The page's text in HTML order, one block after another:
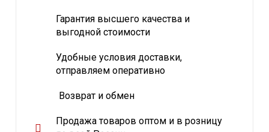
Гарантия высшего качества и
выгодной стоимости
Удобные условия доставки,
отправляем оперативно
Возврат и обмен
Продажа товаров оптом и в розницу